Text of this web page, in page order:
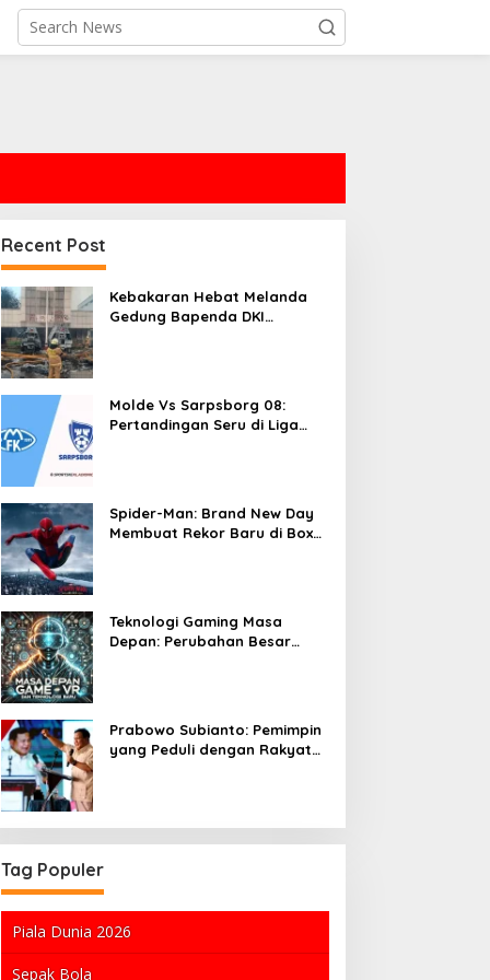
Recent Post
Kebakaran Hebat Melanda
Gedung Bapenda DKI
Molde Vs Sarpsborg 08:
Pertandingan Seru di Liga
Spider-Man: Brand New Day
Membuat Rekor Baru di Box
Teknologi Gaming Masa
Depan: Perubahan Besar
Prabowo Subianto: Pemimpin
yang Peduli dengan Rakyat
Tag Populer
Piala Dunia 2026
Sepak Bola